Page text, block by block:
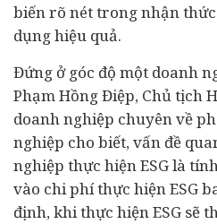
biến rõ nét trong nhận thức
dụng hiệu quả.
Đứng ở góc độ một doanh
Phạm Hồng Điệp, Chủ tịch
doanh nghiệp chuyên về
nghiệp cho biết,vấn đề
nghiệp thực hiện ESG là
vào chi phí thực hiện ESG
định, khi thực hiện ESG sẽ